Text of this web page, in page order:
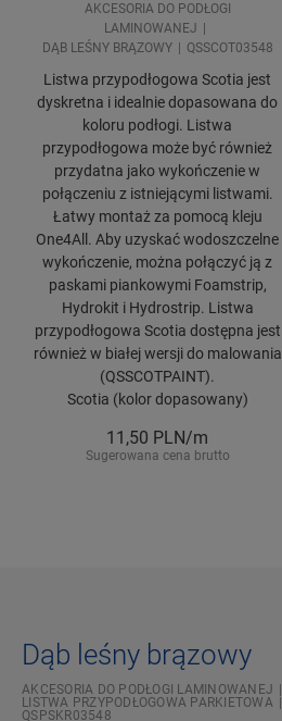
AKCESORIA DO PODŁOGI
LAMINOWANEJ
DĄB LEŚNY BRĄZOWY
QSSCOT03548
Listwa przypodłogowa Scotia jest
dyskretna i idealnie dopasowana do
koloru podłogi. Listwa
przypodłogowa może być również
przydatna jako wykończenie w
połączeniu z istniejącymi listwami.
Łatwy montaż za pomocą kleju
One4All. Aby uzyskać wodoszczelne
wykończenie, można połączyć ją z
paskami piankowymi Foamstrip,
Hydrokit i Hydrostrip. Listwa
przypodłogowa Scotia dostępna jest
również w białej wersji do malowania
(QSSCOTPAINT).
Scotia (kolor dopasowany)
11,50 PLN/m
Sugerowana cena brutto
Dąb leśny brązowy
AKCESORIA DO PODŁOGI LAMINOWANEJ
LISTWA PRZYPODŁOGOWA PARKIETOWA
QSPSKR03548